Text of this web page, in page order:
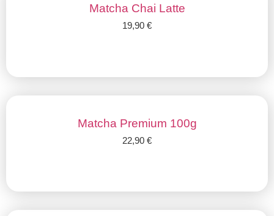
Matcha Chai Latte
19,90 €
Matcha Premium 100g
22,90 €